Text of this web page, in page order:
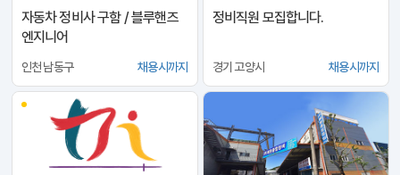
자동차 정비사 구함 / 블루핸즈
엔지니어
인천 남동구 채용시까지
정비직원 모집합니다.
경기 고양시 채용시까지